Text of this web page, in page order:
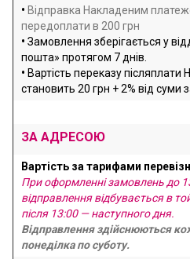
• Відправка Накладеним
передоплати в 200 грн
• Замовлення зберігається у
пошта» протягом 7 днів.
• Вартість переказу післяплати
становить 20 грн + 2% від суми
ЗА АДРЕСОЮ
Вартість за тарифами
При оформленні замовлень до
відправлення відбувається в
після 13:00 — наступного дня.
Відправлення здійснюються
понеділка по суботу.